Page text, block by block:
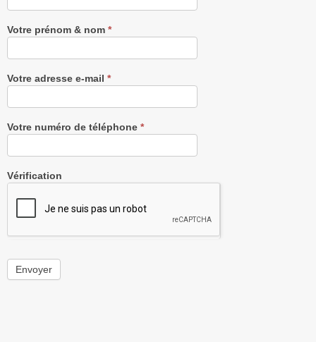
gratuitement
Votre prénom & nom *
Votre adresse e-mail *
Votre numéro de téléphone *
Vérification
Envoyer